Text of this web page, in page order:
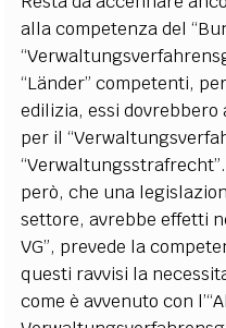
alla competenza del
“Länder” competenti,
edilizia, essi
per il
però, che una
settore, avrebbe effetti
VG”, prevede la
questi ravvisi la
come è avvenuto con